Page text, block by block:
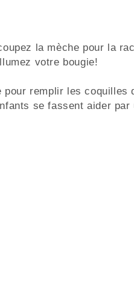
la mèche pour la
votre bougie!
pour remplir les coquilles
se fassent aider par